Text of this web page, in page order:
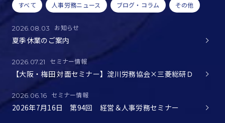
すべて 人事労務ニュース ブログ・コラム その他
2026.08.03 お知らせ
夏季休業のご案内
2026.07.21 セミナー情報
【大阪・梅田 対面セミナー】淀川労務協会×三菱総研Ｄ
2026.06.16 セミナー情報
2026年7月16日 第94回 経営＆人事労務セミナー